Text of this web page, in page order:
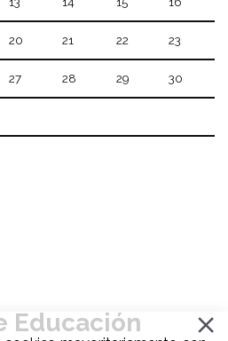
20 21 22 23
27 28 29 30
Educación